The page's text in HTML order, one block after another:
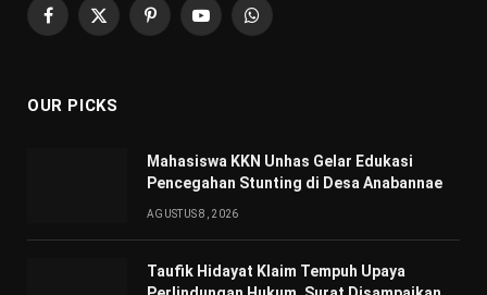
Facebook
X
PinterestYouTubeWhatsApp
OUR PICKS
Mahasiswa KKN Unhas Gelar Edukasi
Pencegahan Stunting di Desa Anabannae
AGUSTUS 8, 2026
Taufik Hidayat Klaim Tempuh Upaya